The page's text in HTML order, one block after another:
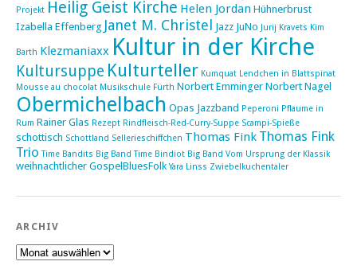
Projekt Heilig Geist Kirche Helen Jordan Hühnerbrust
Izabella Effenberg Janet M. Christel Jazz JuNo Jurij Kravets Kim
Barth Klezmaniaxx Kultur in der Kirche
Kultursuppe Kulturteller Kumquat Lendchen in Blattspinat
Mousse au chocolat Musikschule Fürth Norbert Emminger Norbert Nagel
Obermichelbach Opas Jazzband Peperoni Pflaume in
Rum Rainer Glas Rezept Rindfleisch-Red-Curry-Suppe Scampi-Spieße
schottisch Schottland Sellerieschiffchen Thomas Fink Thomas Fink
Trio Time Bandits Big Band Time Bindiot Big Band Vom Ursprung der Klassik
weihnachtlicher GospelBluesFolk Yara Linss Zwiebelkuchentaler
ARCHIV
Archiv